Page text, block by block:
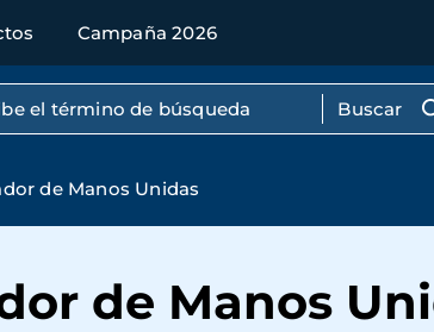
Campaña 2026
por texto completo
de Manos Unidas
de Manos